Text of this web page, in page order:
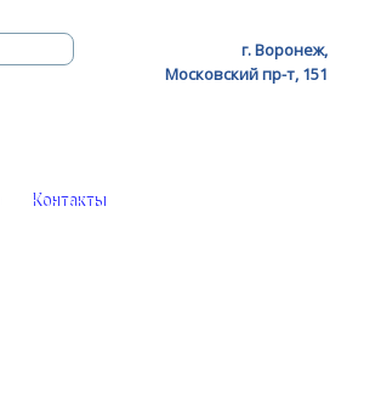
г. Воронеж,
Московский пр-т, 151
Контакты